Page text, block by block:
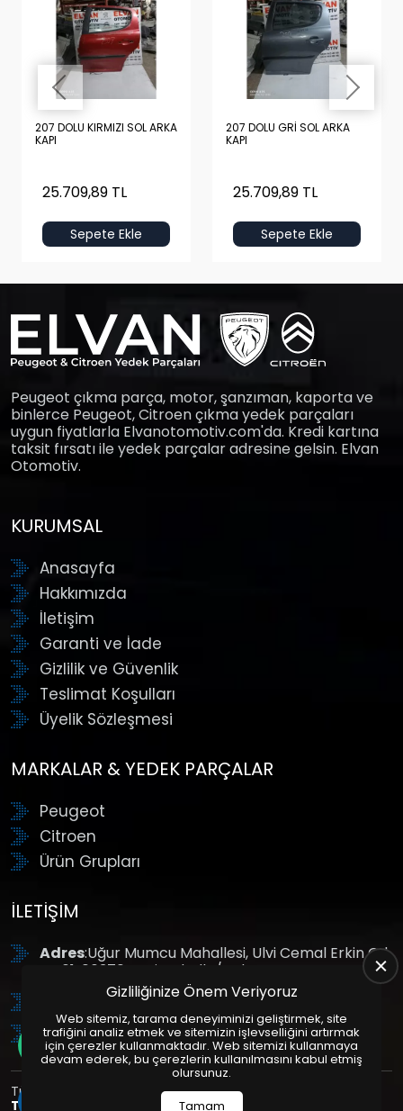
207 DOLU KIRMIZI SOL ARKA
KAPI
25.709,89 TL
Sepete Ekle
207 DOLU GRİ SOL ARKA
KAPI
25.709,89 TL
Sepete Ekle
Peugeot çıkma parça, motor, şanzıman, kaporta ve
binlerce Peugeot, Citroen çıkma yedek parçaları
uygun fiyatlarla Elvanotomotiv.com'da. Kredi kartına
taksit fırsatı ile yedek parçalar adresine gelsin. Elvan
Otomotiv.
KURUMSAL
Anasayfa
Hakkımızda
İletişim
Garanti ve İade
Gizlilik ve Güvenlik
Teslimat Koşulları
Üyelik Sözleşmesi
MARKALAR & YEDEK PARÇALAR
Peugeot
Citroen
Ürün Grupları
İLETIŞIM
Adres:Uğur Mumcu Mahallesi, Ulvi Cemal Erkin Cd.
No:61, 06370 Yenimahalle/Ankara
: +90 (312) 354 8888
GSM: +90 (532) 343 4085
Tüm Hakları Saklıdır. | Bu site Us Yazılım
Tasarım
Paketleri ile Hazırlanmıştır. © 2025
Gizliliğinize Önem Veriyoruz
Web sitemiz, tarama deneyiminizi geliştirmek, site
trafiğini analiz etmek ve sitemizin işlevselliğini artırmak
için çerezler kullanmaktadır. Web sitemizi kullanmaya
devam ederek, bu çerezlerin kullanılmasını kabul etmiş
olursunuz.
Tamam